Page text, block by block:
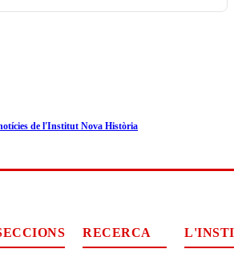
de l'Institut Nova Història
RECERCA